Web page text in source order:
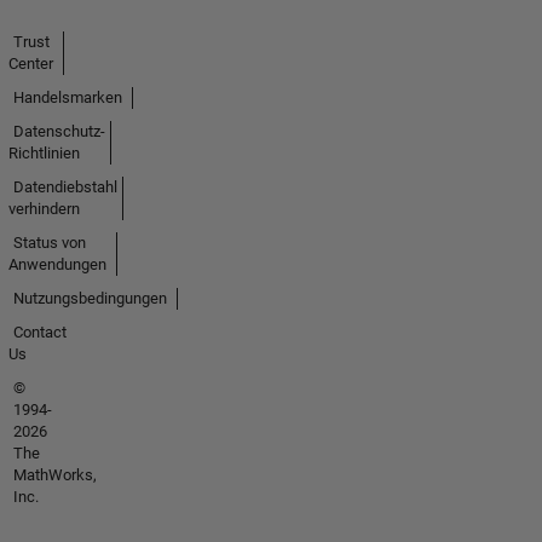
Trust
Center
Handelsmarken
Datenschutz-
Richtlinien
Datendiebstahl
verhindern
Status von
Anwendungen
Nutzungsbedingungen
Contact
Us
©
1994-
2026
The
MathWorks,
Inc.